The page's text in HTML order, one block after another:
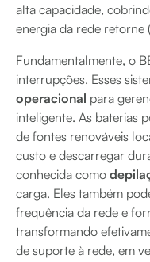
alta capacidade,
energia da rede retorne
Fundamentalmente, o
interrupções. Esses
operacional para
inteligente. As baterias
de fontes renováveis
custo e descarregar
conhecida como
carga. Eles também
frequência da rede e
transformando
de suporte à rede, em